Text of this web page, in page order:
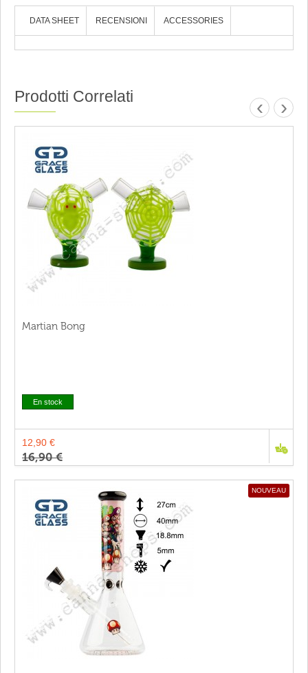
DATA SHEET RECENSIONI ACCESSORIES
Prodotti Correlati ‹ ›
Martian Bong
En stock
12,90 €
16,90 €
NOUVEAU